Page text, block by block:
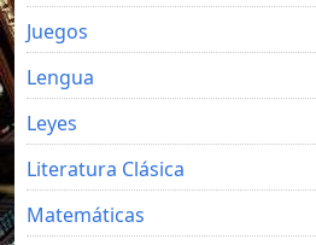
Juegos
Lengua
Leyes
Literatura Clásica
Matemáticas